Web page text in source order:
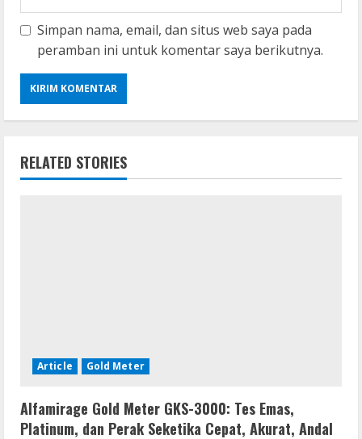
Simpan nama, email, dan situs web saya pada
peramban ini untuk komentar saya berikutnya.
RELATED STORIES
Article Gold Meter
Alfamirage Gold Meter GKS-3000: Tes Emas,
Platinum, dan Perak Seketika Cepat, Akurat, Andal